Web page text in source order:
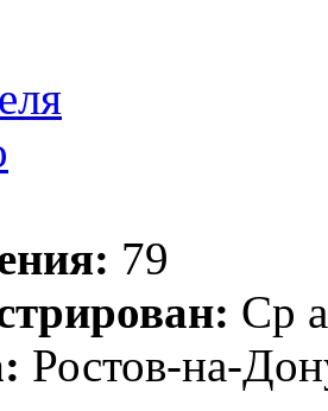
79
Ср
Ростов-на-